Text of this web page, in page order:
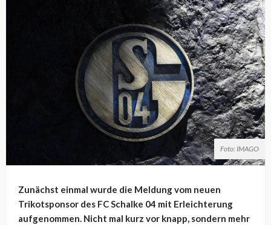
Foto: IMAGO
Zunächst einmal wurde die Meldung vom neuen
Trikotsponsor des FC Schalke 04 mit Erleichterung
aufgenommen. Nicht mal kurz vor knapp, sondern mehr